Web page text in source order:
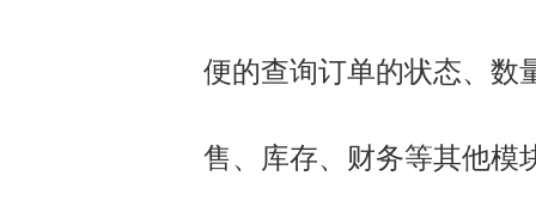
便的查询订单的状态、数
售、库存、财务等其他模